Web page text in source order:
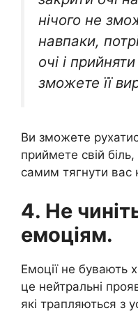
нічого не
навпаки,
очі і прийняти
зможете її
Ви зможете
приймете свій
самим тягнути вас
4. Не
емоціям.
Емоції не бувають
це нейтральні
які трапляються з